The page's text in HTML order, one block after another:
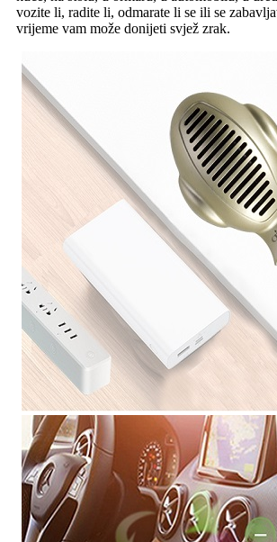
vozite li, radite li, odmarate li se ili se
vrijeme vam može donijeti svjež zrak.